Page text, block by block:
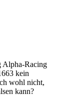
Alpha-Racing
kein
wohl nicht,
kann?